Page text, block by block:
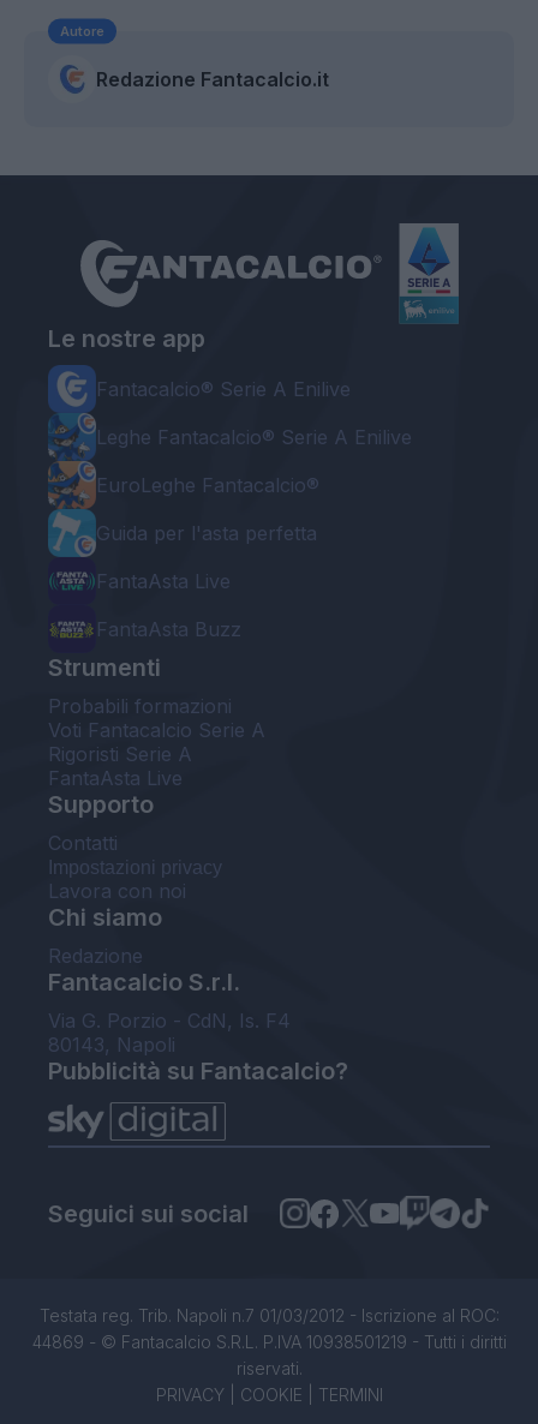
Autore
Redazione Fantacalcio.it
Le nostre app
Fantacalcio® Serie A Enilive
Leghe Fantacalcio® Serie A Enilive
EuroLeghe Fantacalcio®
Guida per l'asta perfetta
FantaAsta Live
FantaAsta Buzz
Strumenti
Probabili formazioni
Voti Fantacalcio Serie A
Rigoristi Serie A
FantaAsta Live
Supporto
Contatti
Impostazioni privacy
Lavora con noi
Chi siamo
Redazione
Fantacalcio S.r.l.
Via G. Porzio - CdN, Is. F4
80143, Napoli
Pubblicità su Fantacalcio?
Seguici sui social
Testata reg. Trib. Napoli n.7 01/03/2012 - Iscrizione al ROC:
44869 - © Fantacalcio S.R.L. P.IVA 10938501219 - Tutti i diritti
riservati.
PRIVACY| COOKIE TERMINI